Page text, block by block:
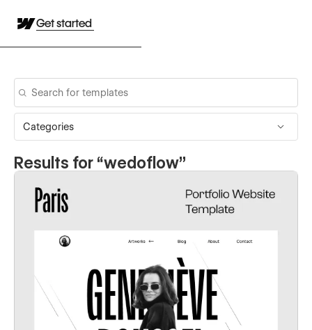
Get started
Categories
Results for “wedoflow”